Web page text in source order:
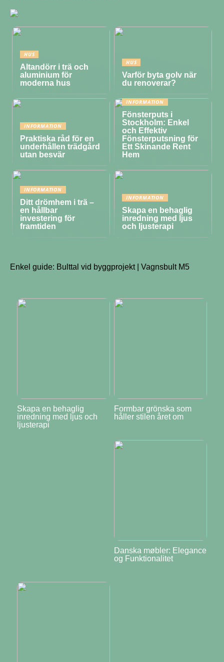
HUS
Altandörr i trä och
aluminium för
moderna hus
HUS
Varför byta golv när
du renoverar?
INFORMATION
Praktiska råd för en
underhållen trädgård
utan besvär
INFORMATION
Fönsterputs i
Stockholm: Enkel
och Effektiv
Fönsterputsning för
Ett Skinande Rent
Hem
INFORMATION
Ditt drömhem i trä –
en hållbar
investering för
framtiden
INFORMATION
Skapa en behaglig
inredning med ljus
och ljusterapi
Enkel guide: Bulttal vid byggprojekt | Vagnsbult M5
Skapa en behaglig
inredning med ljus och
ljusterapi
Formbar grönska som
håller stilen året om
Danska møbler: Elegance
og Funktionalitet